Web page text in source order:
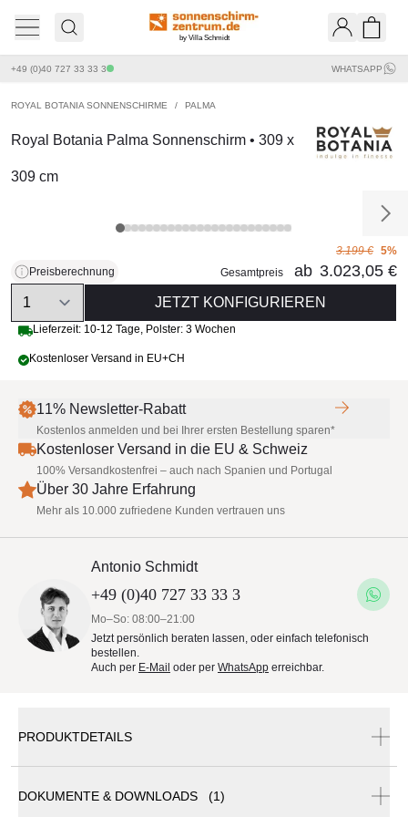
by Villa Schmidt
+49 (0)40 727 33 33 3 WHATSAPP
ROYAL BOTANIA SONNENSCHIRME / PALMA
Royal Botania Palma Sonnenschirm • 309 x
309 cm
Preisberechnung
3.199 € 5%
Gesamtpreis
ab 3.023,05 €
Quantity
JETZT KONFIGURIEREN
Lieferzeit: 10-12 Tage, Polster: 3 Wochen
Kostenloser Versand in EU+CH
11% Newsletter-Rabatt
Kostenlos anmelden und bei Ihrer ersten Bestellung sparen*
Kostenloser Versand in die EU & Schweiz
100% Versandkostenfrei – auch nach Spanien und Portugal
Über 30 Jahre Erfahrung
Mehr als 10.000 zufriedene Kunden vertrauen uns
Antonio Schmidt
+49 (0)40 727 33 33 3
Mo–So: 08:00–21:00
Jetzt persönlich beraten lassen, oder einfach telefonisch
bestellen.
Auch per E-Mail oder per WhatsApp erreichbar.
PRODUKTDETAILS
DOKUMENTE & DOWNLOADS (1)